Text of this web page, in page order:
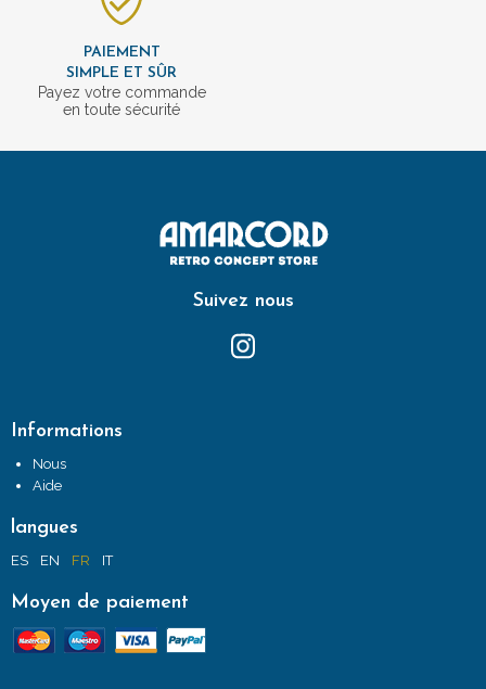
PAIEMENT
SIMPLE ET SÛR
Payez votre commande
en toute sécurité
Suivez nous
Informations
Nous
Aide
langues
ES EN FR IT
Moyen de paiement